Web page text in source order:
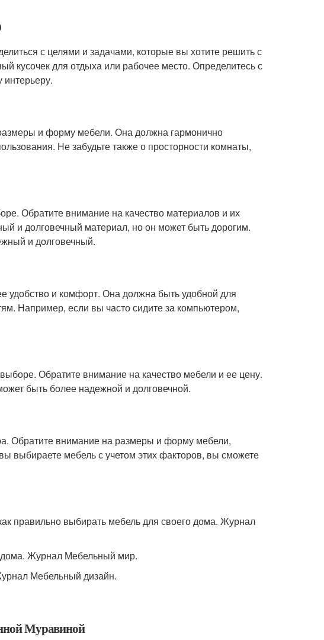
с целями и задачами, которые вы хотите решить с
кусочек для отдыха или рабочее место. Определитесь с
и форму мебели. Она должна гармонично
Не забудьте также о просторности комнаты,
Обратите внимание на качество материалов и их
и долговечный материал, но он может быть дорогим.
и долговечный.
удобство и комфорт. Она должна быть удобной для
Например, если вы часто сидите за компьютером,
Обратите внимание на качество мебели и ее цену.
быть более надежной и долговечной.
Обратите внимание на размеры и форму мебели,
выбираете мебель с учетом этих факторов, вы сможете
правильно выбирать мебель для своего дома. Журнал
дома. Журнал Мебельный мир.
Мебельный дизайн.
Муравиной